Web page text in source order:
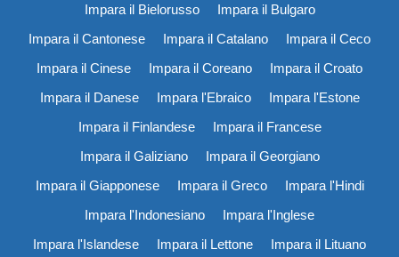
Impara il Bielorusso
Impara il Bulgaro
Impara il Cantonese
Impara il Catalano
Impara il Ceco
Impara il Cinese
Impara il Coreano
Impara il Croato
Impara il Danese
Impara l'Ebraico
Impara l'Estone
Impara il Finlandese
Impara il Francese
Impara il Galiziano
Impara il Georgiano
Impara il Giapponese
Impara il Greco
Impara l'Hindi
Impara l'Indonesiano
Impara l'Inglese
Impara l'Islandese
Impara il Lettone
Impara il Lituano